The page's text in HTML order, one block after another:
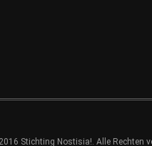
Stichting Nostisia!. Alle Rechten